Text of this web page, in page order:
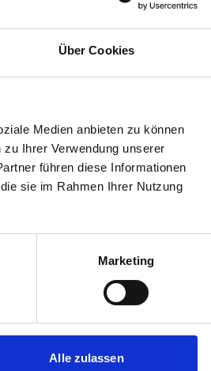
Über Cookies
Medien anbieten zu können
Ihrer Verwendung unserer
führen diese Informationen
sie im Rahmen Ihrer Nutzung
Marketing
Alle zulassen
zu uns und unserem
Arbeitszeiten, sodass
dies spielt mindestens
Länge ziehen und damit
echtes Feedback.
nicht nur den
helfen. Wir unterstützen
Menschen
passende